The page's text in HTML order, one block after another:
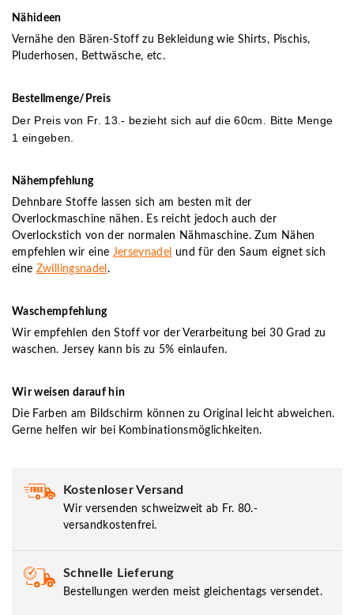
Nähideen
Vernähe den Bären-Stoff zu Bekleidung wie Shirts, Pischis,
Pluderhosen, Bettwäsche, etc.
Bestellmenge/Preis
Der Preis von Fr. 13 .- bezieht sich auf die 60cm. Bitte Menge
1 eingeben.
Nähempfehlung
Dehnbare Stoffe lassen sich am besten mit der
Overlockmaschine nähen. Es reicht jedoch auch der
Overlockstich von der normalen Nähmaschine. Zum Nähen
empfehlen wir eine Jerseynadel
und für den Saum eignet sich
eine Zwillingsnadel .
Waschempfehlung
Wir empfehlen den Stoff vor der Verarbeitung bei 30 Grad zu
waschen. Jersey kann bis zu 5% einlaufen.
Wir weisen darauf hin
Die Farben am Bildschirm können zu Original leicht abweichen.
Gerne helfen wir bei Kombinationsmöglichkeiten.
Kostenloser Versand
Wir versenden schweizweit ab Fr. 80.-
versandkostenfrei.
Schnelle Lieferung
Bestellungen werden meist gleichentags versendet.